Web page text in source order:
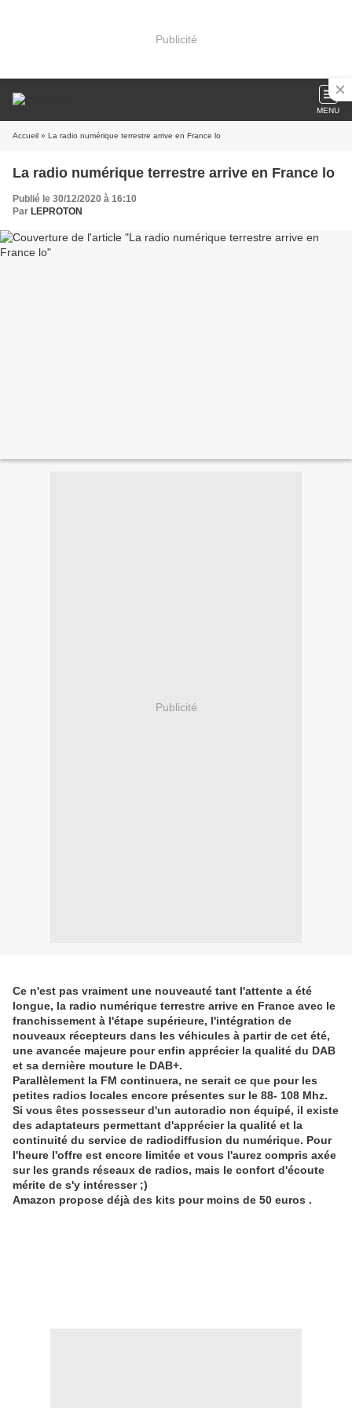
Publicité
MENU
Accueil » La radio numérique terrestre arrive en France lo
La radio numérique terrestre arrive en France lo
Publié le 30/12/2020 à 16:10
Par LEPROTON
Publicité
Ce n'est pas vraiment une nouveauté tant l'attente a été
longue, la radio numérique terrestre arrive en France avec le
franchissement à l'étape supérieure, l'intégration de
nouveaux récepteurs dans les véhicules à partir de cet été,
une avancée majeure pour enfin apprécier la qualité du DAB
et sa dernière mouture le DAB+.
Parallèlement la FM continuera, ne serait ce que pour les
petites radios locales encore présentes sur le 88- 108 Mhz.
Si vous êtes possesseur d'un autoradio non équipé, il existe
des adaptateurs permettant d'apprécier la qualité et la
continuité du service de radiodiffusion du numérique. Pour
l'heure l'offre est encore limitée et vous l'aurez compris axée
sur les grands réseaux de radios, mais le confort d'écoute
mérite de s'y intéresser ;)
Amazon propose déjà des kits pour moins de 50 euros .